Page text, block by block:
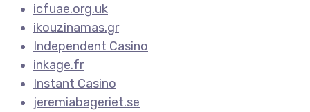
icfuae.org.uk
ikouzinamas.gr
Independent Casino
inkage.fr
Instant Casino
jeremiabageriet.se